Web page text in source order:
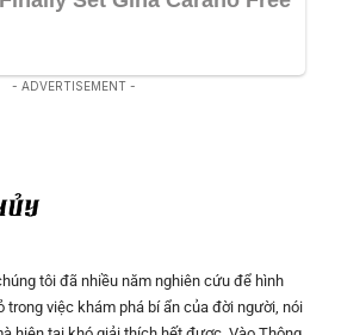
- ADVERTISEMENT -
tôi đã nhiều năm nghiên cứu để hình
trong việc khám phá bí ẩn của đời người, nói